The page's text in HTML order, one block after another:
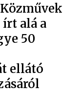
alá a
50
ellátó